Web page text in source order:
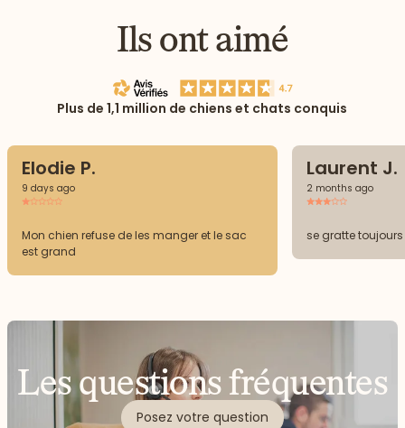
Ils ont aimé
Plus de 1,1 million de chiens et chats conquis
Elodie P.
9 days ago
Mon chien refuse de les manger et le sac
est grand
Laurent J.
2 months ago
se gratte
Les questions fréquentes
Posez votre question